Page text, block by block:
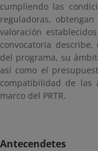
cumpliendo las
reguladoras,
valoración
convocatoria
del programa, su
así como el
compatibilidad de las
marco del PRTR.
Antecendetes